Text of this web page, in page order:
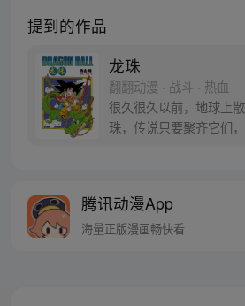
提到的作品
龙珠
翻翻动漫 · 战斗 · 热血
很久很久以前，地球上
珠，传说只要聚齐它们
腾讯动漫App
海量正版漫画畅快看